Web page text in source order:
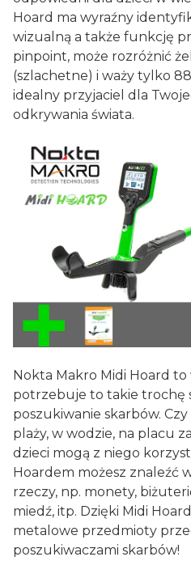
Hoard ma wyraźny
wizualną a także funkcję
pinpoint, może rozróżnić
(szlachetne) i waży tylko
idealny przyjaciel dla
odkrywania świata.
Nokta Makro Midi Hoard
potrzebuje to takie trochę
poszukiwanie skarbów.
plaży, w wodzie, na placu
dzieci mogą z niego
Hoardem możesz znaleźć
rzeczy, np. monety,
miedź, itp. Dzięki Midi
metalowe przedmioty
poszukiwaczami skarbów!